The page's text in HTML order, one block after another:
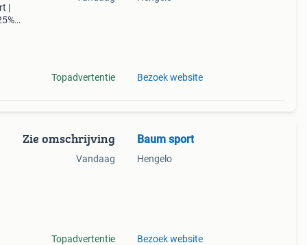
|
Topadvertentie Bezoek website
Zie omschrijving
Vandaag
Topadvertentie
Baum sport
Hengelo
Bezoek website